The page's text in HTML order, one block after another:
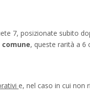
7, posizionate subito
, queste rarità a 6
e, nel caso in cui non